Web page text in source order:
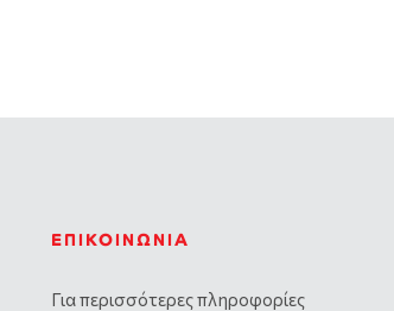
ΕΠΙΚΟΙΝΩΝΊΑ
Για περισσότερες πληροφορίες